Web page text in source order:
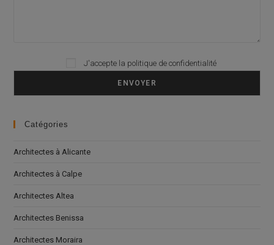
Please leave this field empty.
J'accepte la politique de confidentialité
Catégories
Architectes à Alicante
Architectes à Calpe
Architectes Altea
Architectes Benissa
Architectes Moraira